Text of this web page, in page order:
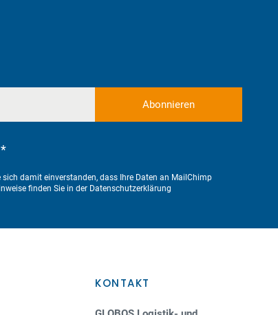
damit einverstanden, dass Ihre Daten an MailChimp
finden Sie in der Datenschutzerklärung
KONTAKT